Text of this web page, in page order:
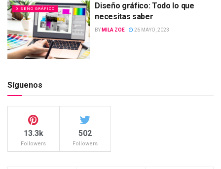
DISEÑO GRÁFICO
Diseño gráfico: Todo lo que
necesitas saber
BY MILA ZOE 26 MAYO, 2023
Síguenos
13.3k
Followers
502
Followers